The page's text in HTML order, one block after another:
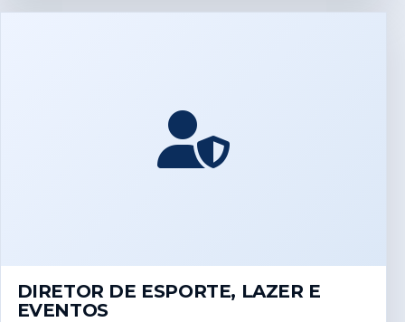
DIRETOR DE ESPORTE, LAZER E
EVENTOS